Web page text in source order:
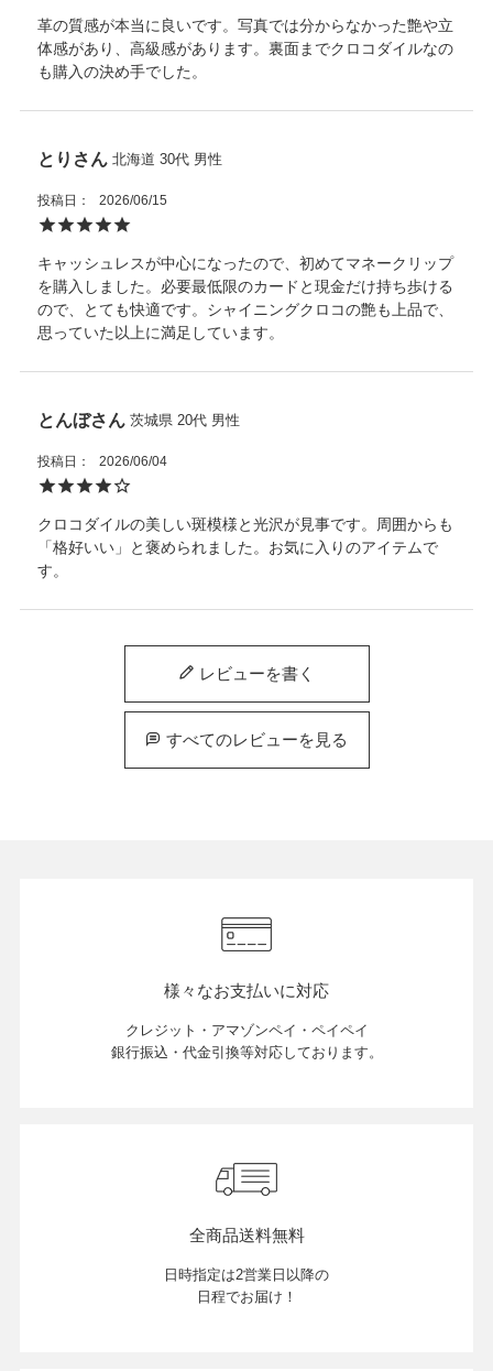
革の質感が本当に良いです。写真では分からなかった艶や立
体感があり、高級感があります。裏面までクロコダイルなの
も購入の決め手でした。
とり 北海道 30代 男性
投稿日 2026/06/15
キャッシュレスが中心になったので、初めてマネークリップ
を購入しました。必要最低限のカードと現金だけ持ち歩ける
ので、とても快適です。シャイニングクロコの艶も上品で、
思っていた以上に満足しています。
とんぼ 茨城県 20代 男性
投稿日 2026/06/04
クロコダイルの美しい斑模様と光沢が見事です。周囲からも
「格好いい」と褒められました。お気に入りのアイテムで
す。
レビューを書く
すべてのレビューを見る
様々なお支払いに対応
クレジット・アマゾンペイ・ペイペイ
銀行振込・代金引換等対応しております。
全商品送料無料
日時指定は2営業日以降の
日程でお届け！